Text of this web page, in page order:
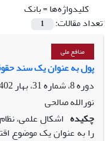
کلیدواژه‌ها =بانک
تعداد مقالات:
1
منافع ملی
پول به عنوان یک سند
دوره 8، شماره 31، بهار 1402، صفحه
نورالله صالحی
چکیده اشکال علمی،
را به عنوان یک موضوع